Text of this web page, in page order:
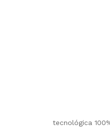
tecnológica